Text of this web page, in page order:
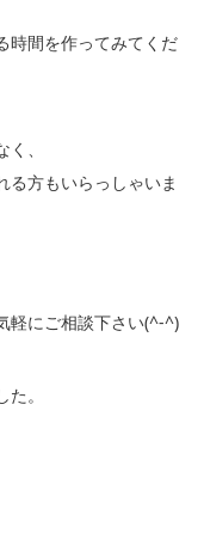
時間を作ってみてくだ
、
る方もいらっしゃいま
軽にご相談下さい(^-^)
。